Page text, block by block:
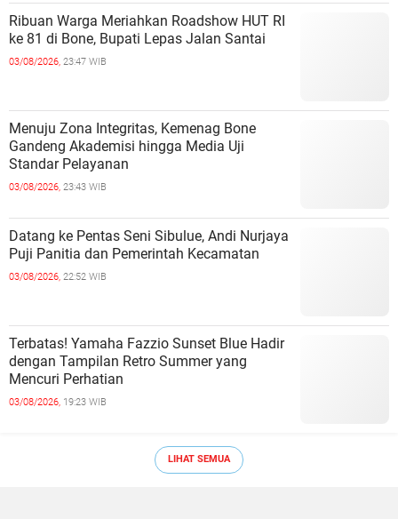
Ribuan Warga Meriahkan Roadshow HUT RI
ke 81 di Bone, Bupati Lepas Jalan Santai
03/08/2026, 23:47 WIB
Menuju Zona Integritas, Kemenag Bone
Gandeng Akademisi hingga Media Uji
Standar Pelayanan
03/08/2026, 23:43 WIB
Datang ke Pentas Seni Sibulue, Andi Nurjaya
Puji Panitia dan Pemerintah Kecamatan
03/08/2026, 22:52 WIB
Terbatas! Yamaha Fazzio Sunset Blue Hadir
dengan Tampilan Retro Summer yang
Mencuri Perhatian
03/08/2026, 19:23 WIB
LIHAT SEMUA